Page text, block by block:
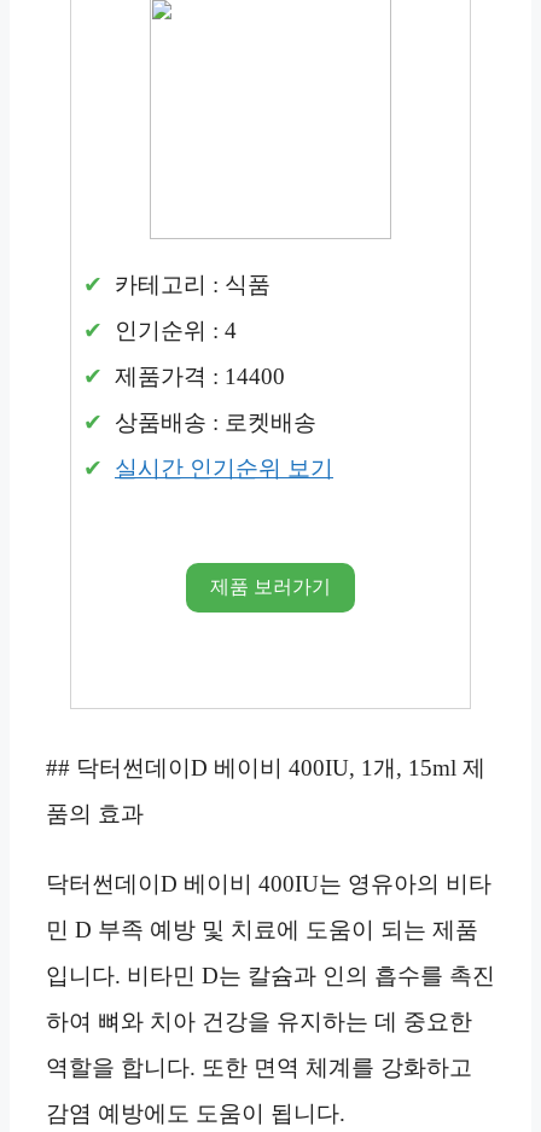
카테고리 : 식품
인기순위 : 4
제품가격 : 14400
상품배송 : 로켓배송
실시간 인기순위 보기
제품 보러가기
## 닥터썬데이D 베이비 400IU, 1개, 15ml 제
품의 효과
닥터썬데이D 베이비 400IU는 영유아의 비타
민 D 부족 예방 및 치료에 도움이 되는 제품
입니다. 비타민 D는 칼슘과 인의 흡수를 촉진
하여 뼈와 치아 건강을 유지하는 데 중요한
역할을 합니다. 또한 면역 체계를 강화하고
감염 예방에도 도움이 됩니다.